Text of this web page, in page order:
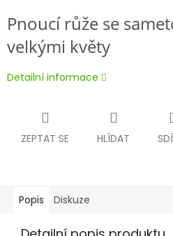
Pnoucí růže se
velkými květy
Detailní informace
ZEPTAT SE HLÍDAT
Popis Diskuze